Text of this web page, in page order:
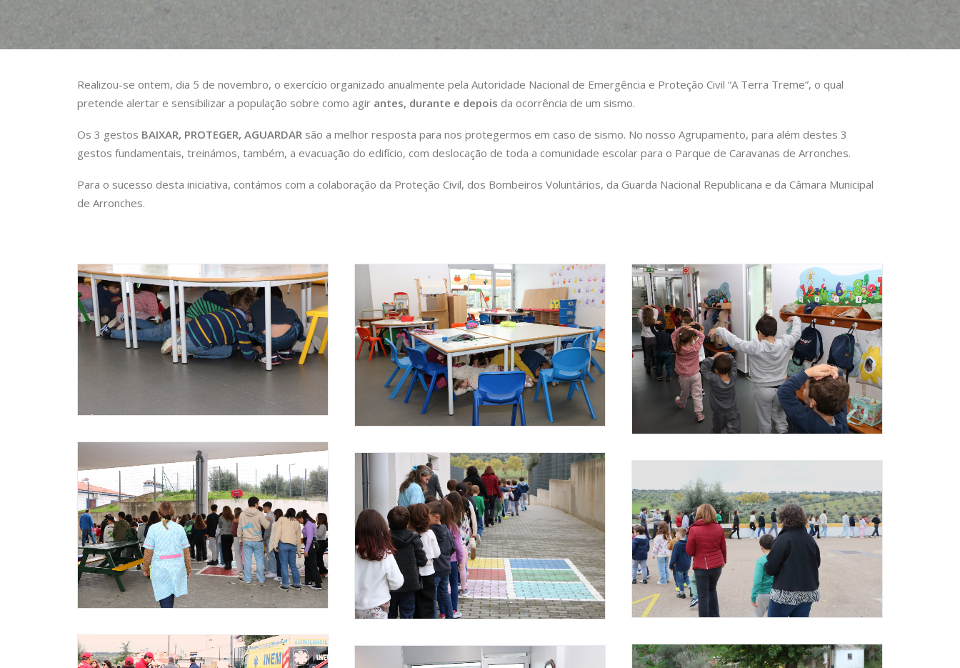
Realizou-se ontem, dia 5 de novembro, o exercício organizado anualmente pela Autoridade Nacional de Emergência e Proteção Civil “A Terra Treme”, o qual
pretende alertar e sensibilizar a população sobre como agir antes, durante e depois da ocorrência de um sismo.
Os 3 gestos BAIXAR, PROTEGER, AGUARDAR são a melhor resposta para nos protegermos em caso de sismo. No nosso Agrupamento, para além destes 3
gestos fundamentais, treinámos, também, a evacuação do edifício, com deslocação de toda a comunidade escolar para o Parque de Caravanas de Arronches.
Para o sucesso desta iniciativa, contámos com a colaboração da Proteção Civil, dos Bombeiros Voluntários, da Guarda Nacional Republicana e da Câmara Municipal
de Arronches.